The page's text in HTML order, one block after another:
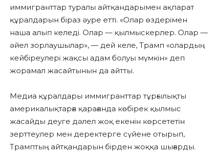
иммигранттар туралы айтқандарымен ақпарат
құралдарын біраз әуре етті. «Олар өздерімен
наша алып келеді. Олар — қылмыскерлер. Олар —
әйел зорлаушылар», — дей келе, Трамп «олардың
кейбіреулері жақсы адам болуы мүмкін» деп
жорамал жасайтынын да айтты.
Медиа құралдары иммигранттар тұрғылықты
америкалықтарға қарағанда көбірек қылмыс
жасайды деуге дәлел жоқ екенін көрсететін
зерттеулер мен деректерге сүйене отырып,
Трамптың айтқандарын бірден жоққа шығарды.